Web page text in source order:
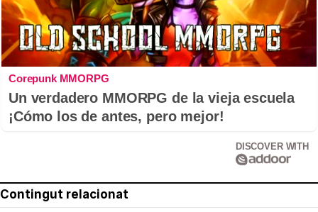
Corepunk MMORPG
Un verdadero MMORPG de la vieja escuela
¡Cómo los de antes, pero mejor!
DISCOVER WITH
Contingut relacionat